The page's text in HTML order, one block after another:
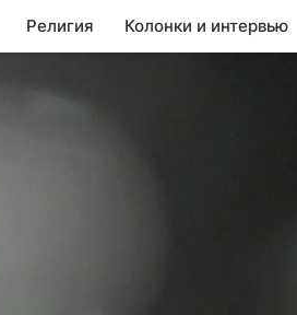
Религия Колонки и интервью